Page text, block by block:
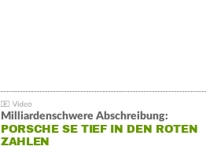
Milliardenschwere Abschreibung:
PORSCHE SE TIEF IN DEN ROTEN
ZAHLEN